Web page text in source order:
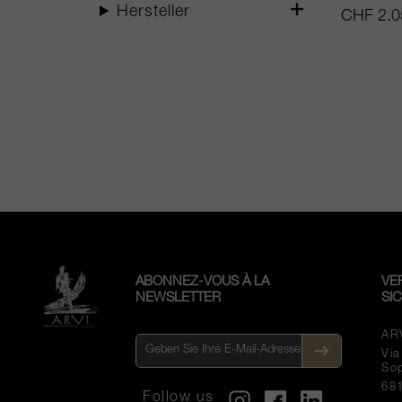
CHF
Hersteller
ABONNEZ-VOUS À LA
NEWSLETTER
Follow us